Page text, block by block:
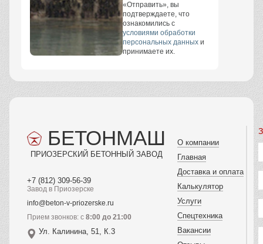
«Отправить», вы
подтверждаете, что
ознакомились с
условиями обработки
персональных данных и
принимаете их.
БЕТОНМАШ
ПРИОЗЕРСКИЙ БЕТОННЫЙ ЗАВОД
+7 (812) 309-56-39
Завод в Приозерске
info@beton-v-priozerske.ru
Прием звонков: с 8:00 до 21:00
Ул. Калинина, 51, К.3
О компании
Главная
Доставка и оплата
Калькулятор
Услуги
Спецтехника
Вакансии